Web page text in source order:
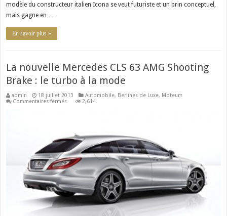
modèle du constructeur italien Icona se veut futuriste et un brin conceptuel,
mais gagne en …
En savoir plus »
La nouvelle Mercedes CLS 63 AMG Shooting
Brake : le turbo à la mode
admin 18 juillet 2013 Automobile, Berlines de Luxe, Moteurs
Commentaires ferméssur
AMG
Shooting
Brake
:
le
turbo
la
mode
2,614